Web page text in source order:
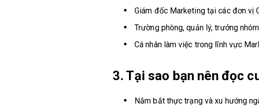
Giám đốc Marketing tại các đơn vị
Trường phòng, quản lý, trưởng
Cá nhân làm việc trong lĩnh vực
3. Tại sao bạn nên đọc
Nắm bắt thực trạng và xu hướng